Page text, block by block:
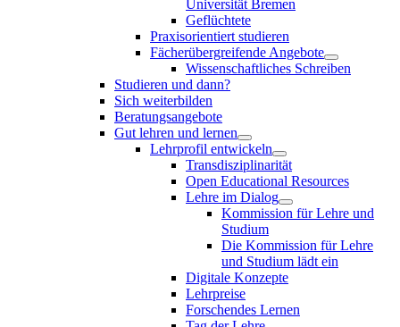
Universität Bremen
Geflüchtete
Praxisorientiert studieren
Fächerübergreifende Angebote
Wissenschaftliches Schreiben
Studieren und dann?
Sich weiterbilden
Beratungsangebote
Gut lehren und lernen
Lehrprofil entwickeln
Transdisziplinarität
Open Educational Resources
Lehre im Dialog
Kommission für Lehre und
Studium
Die Kommission für Lehre
und Studium lädt ein
Digitale Konzepte
Lehrpreise
Forschendes Lernen